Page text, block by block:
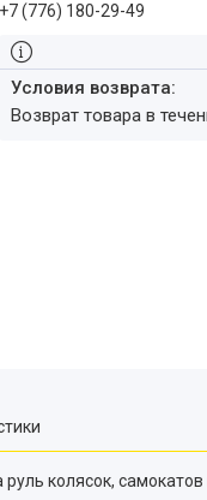
+7 (776) 180-29-49
возврат товара в
колясок,